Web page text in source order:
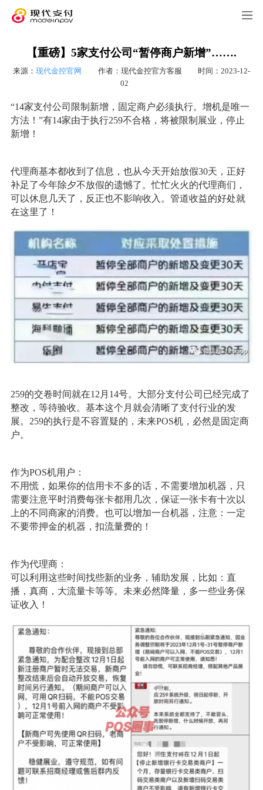
【重磅】5家支付公司“暂停商户新增”…….
来源： 现代金控官网 作者：现代金控官方客服
时间：2023-12-
02
“14家支付公司限制新增，固定商户必须执行。增机是唯一
方法！”有14家由于执行259不合格，将被限制展业，停止
新增！
代理商基本都收到了信息，也从今天开始放假30天，正好
补足了今年除夕不放假的遗憾了。忙忙火火的代理商们，
可以休息几天了，反正也不影响收入。管道收益的好处就
在这里了！
259的交卷时间就在12月14号。大部分支付公司已经完成了
整改，等待验收。基本这个月就会清晰了支付行业的发
展。259的执行是不容置疑的，未来POS机，必然是固定商
户。
作为POS机用户：
不用慌，如果你的信用卡不多的话，不需要增加机器，只
需要注意平时消费每张卡都用几次，保证一张卡有十次以
上的不同商家的消费。也可以增加一台机器，注意：一定
不要带押金的机器，扣流量费的！
作为代理商：
可以利用这些时间找些新的业务，辅助发展，比如：直
播，真商，大流量卡等等。未来必然降量，多一些业务保
证收入！